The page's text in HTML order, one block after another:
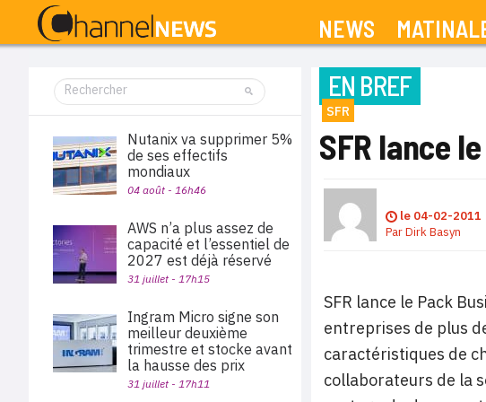
NEWS
EN BREF
SFR
SFR lance
le 04-02-2011
ParDirk Basyn
SFR lance le Pack
entreprises de plus
caractéristiques de
collaborateurs de la
Nutanix va supprimer 5%
de ses effectifs
mondiaux
04 août - 16h46
AWS n’a plus assez de
capacité et l’essentiel de
2027 est déjà réservé
31 juillet - 17h15
Ingram Micro signe son
meilleur deuxième
trimestre et stocke avant
la hausse des prix
31 juillet - 17h11